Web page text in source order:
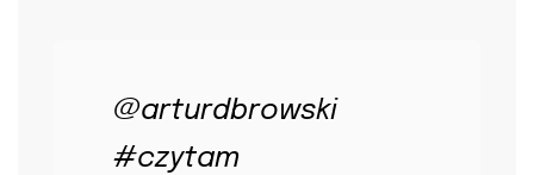
@arturdbrowski
#czytam